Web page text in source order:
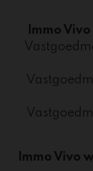
Immo
Immo Vivo